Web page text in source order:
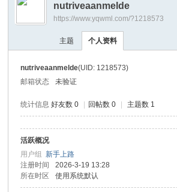
›
nutriveaanmelde
https://www.yqwml.com/?1218573
主题 个人资料
nutriveaanmelde(UID: 1218573)
邮箱状态
未验证
统计信息 好友数 0 回帖数 0 主题数 1
活跃概况
用户组新手上路
注册时间
2026-3-19 13:28
所在时区
使用系统默认